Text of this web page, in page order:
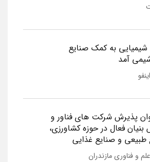
شیمیایی به کمک صنایع
آمد
پذیرش شرکت های فناور و
بنیان فعال در حوزه کشاورزی،
طبیعی و صنایع غذایی
و فناوری مازندران